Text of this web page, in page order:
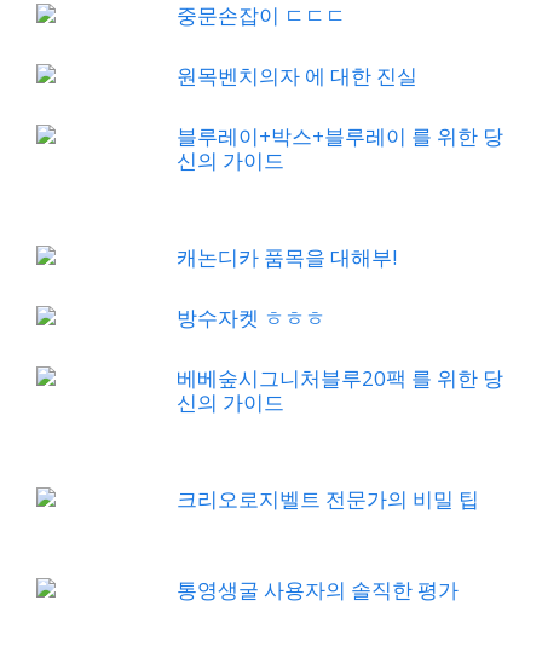
중문손잡이 ㄷㄷㄷ
원목벤치의자 에 대한 진실
블루레이+박스+블루레이 를 위한 당
신의 가이드
캐논디카 품목을 대해부!
방수자켓 ㅎㅎㅎ
베베숲시그니처블루20팩 를 위한 당
신의 가이드
크리오로지벨트 전문가의 비밀 팁
통영생굴 사용자의 솔직한 평가